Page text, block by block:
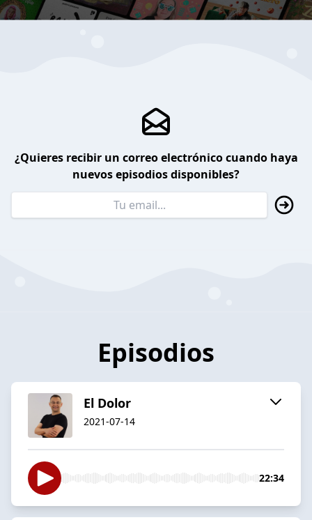
¿Quieres recibir un correo electrónico cuando haya
nuevos episodios disponibles?
Episodios
El Dolor
2021-07-14
22:34